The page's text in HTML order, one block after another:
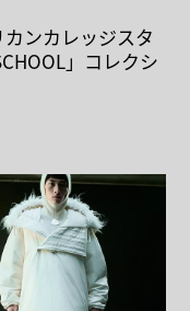
ンカレッジスタ
」コレクシ